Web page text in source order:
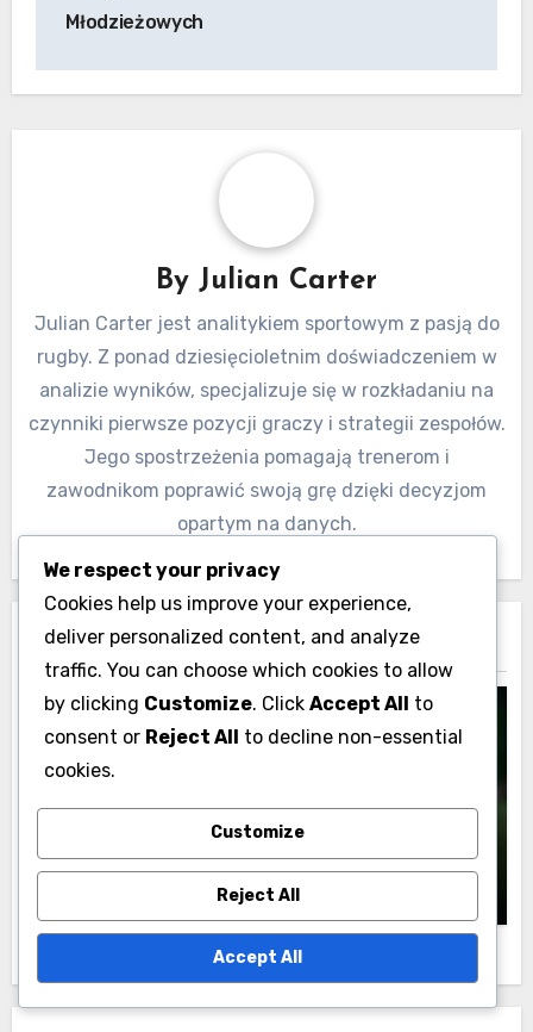
Młodzieżowych
By Julian Carter
Julian Carter jest analitykiem sportowym z pasją do
rugby. Z ponad dziesięcioletnim doświadczeniem w
analizie wyników, specjalizuje się w rozkładaniu na
czynniki pierwsze pozycji graczy i strategii zespołów.
Jego spostrzeżenia pomagają trenerom i
zawodnikom poprawić swoją grę dzięki decyzjom
opartym na danych.
Related Post
Analiza Wydajności Rugby Holandia
Analiza Pozycji Zawodników Rugby dla
Holenderskich Drużyn Młodzieżowych
We respect your privacy
Cookies help us improve your experience,
deliver personalized content, and analyze
traffic. You can choose which cookies to allow
by clicking Customize. Click Accept All to
consent or Reject All to decline non-essential
cookies.
Customize
Reject All
Accept All